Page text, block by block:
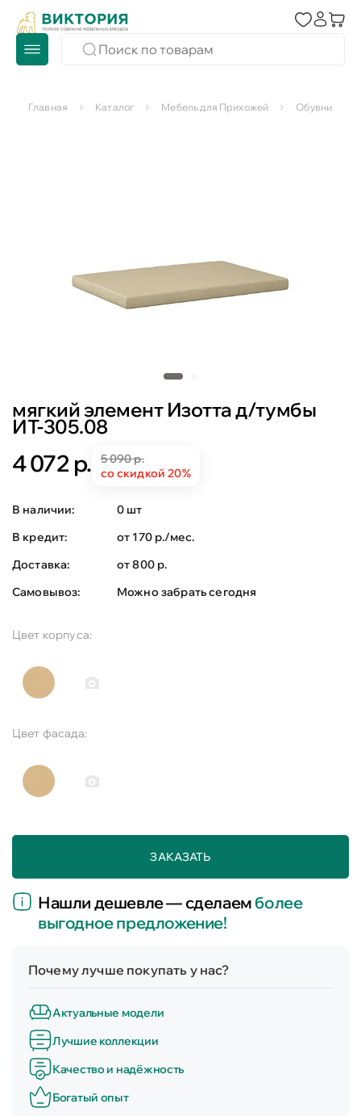
Главная Каталог Мебель для Прихожей Обувницы
мягкий элемент Изотта д/тумбы
ИТ-305.08
4 072 р.
5 090 р.
со скидкой 20%
В наличии:
0 шт
В кредит:
от 170 р./мес.
Доставка:
от 800 р.
Самовывоз:
Можно забрать сегодня
Цвет корпуса:
Цвет фасада:
ЗАКАЗАТЬ
Нашли дешевле — сделаемболее
выгодное предложение!
Почему лучше покупать у нас?
Актуальные модели
Лучшие коллекции
Качество и надёжность
Богатый опыт